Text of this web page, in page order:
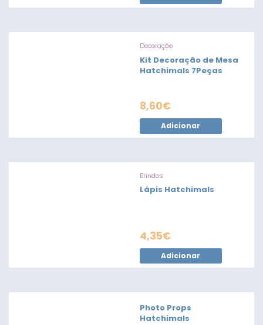
Decoração
Kit Decoração de Mesa
Hatchimals 7Peças
8,60€
Adicionar
Brindes
Lápis Hatchimals
4,35€
Adicionar
Photo Props
Hatchimals